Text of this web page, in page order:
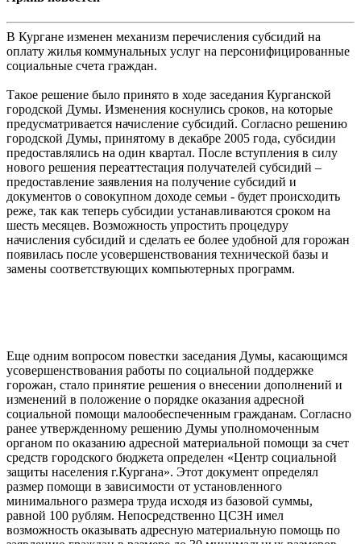
В Кургане изменен механизм перечисления субсидий на
оплату жилья коммунальных услуг на персонифицированные
социальные счета граждан.
Такое решение было принято в ходе заседания Курганской
городской Думы. Изменения коснулись сроков, на которые
предусматривается начисление субсидий. Согласно решению
городской Думы, принятому в декабре 2005 года, субсидии
предоставлялись на один квартал. После вступления в силу
нового решения переаттестация получателей субсидий –
предоставление заявления на получение субсидий и
документов о совокупном доходе семьи - будет происходить
реже, так как теперь субсидии устанавливаются сроком на
шесть месяцев. Возможность упростить процедуру
начисления субсидий и сделать ее более удобной для горожан
появилась после усовершенствования технической базы и
замены соответствующих компьютерных программ.
Еще одним вопросом повестки заседания Думы, касающимся
усовершенствования работы по социальной поддержке
горожан, стало принятие решения о внесении дополнений и
изменений в положение о порядке оказания адресной
социальной помощи малообеспеченным гражданам. Согласно
ранее утвержденному решению Думы уполномоченным
органом по оказанию адресной материальной помощи за счет
средств городского бюджета определен «Центр социальной
защиты населения г.Кургана». Этот документ определял
размер помощи в зависимости от установленного
минимального размера труда исходя из базовой суммы,
равной 100 рублям. Непосредственно ЦСЗН имел
возможность оказывать адресную материальную помощь по